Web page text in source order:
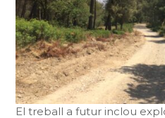
El treball a futur inclou